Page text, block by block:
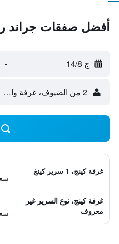
أفضل صفقات جراند
ج 14/8 -
2 من الضيوف، غرفة واحدة
غرفة كينج، 1 سرير كينغ
غرفة كينج، نوع السرير غير
معروف